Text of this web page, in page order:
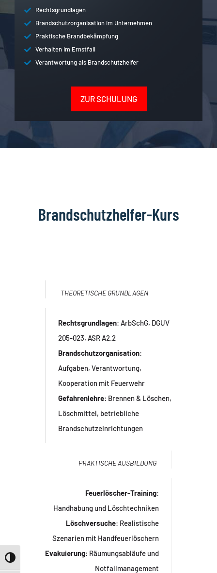
Umschalten auf hohe Kontraste
Rechtsgrundlagen
Brandschutzorganisation im Unternehmen
Praktische Brandbekämpfung
Verhalten im Ernstfall
Verantwortung als Brandschutzhelfer
ZUR SCHULUNG
Brandschutzhelfer-Kurs
THEORETISCHE GRUNDLAGEN
Rechtsgrundlagen: ArbSchG, DGUV
205-023, ASR A2.2
Brandschutzorganisation:
Aufgaben, Verantwortung,
Kooperation mit Feuerwehr
Gefahrenlehre: Brennen & Löschen,
Löschmittel, betriebliche
Brandschutzeinrichtungen
PRAKTISCHE AUSBILDUNG
Feuerlöscher-Training:
Handhabung und Löschtechniken
Löschversuche: Realistische
Szenarien mit Handfeuerlöschern
Evakuierung: Räumungsabläufe und
Notfallmanagement